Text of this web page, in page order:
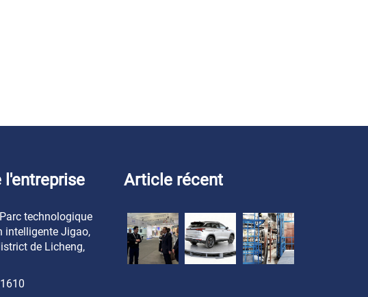
l'entreprise
technologique
intelligente Jigao,
de Licheng,
Article récent